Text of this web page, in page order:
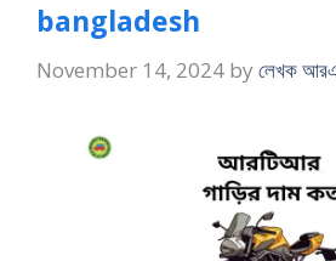
bangladesh
November 14, 2024 by লেখক